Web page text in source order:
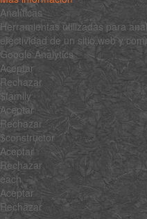
Analíticas
Herramientas utilizadas para
efectividad de un sitio web y
Google Analytics
Aceptar
Rechazar
$family
Aceptar
Rechazar
$constructor
Aceptar
Rechazar
each
Aceptar
Rechazar